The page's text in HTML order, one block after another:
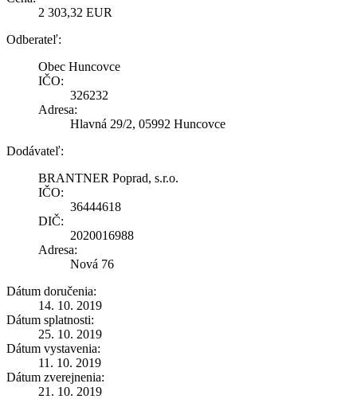
2 303,32 EUR
Odberateľ:
Obec Huncovce
IČO:
326232
Adresa:
Hlavná 29/2, 05992 Huncovce
Dodávateľ:
BRANTNER Poprad, s.r.o.
IČO:
36444618
DIČ:
2020016988
Adresa:
Nová 76
Dátum doručenia:
14. 10. 2019
Dátum splatnosti:
25. 10. 2019
Dátum vystavenia:
11. 10. 2019
Dátum zverejnenia:
21. 10. 2019